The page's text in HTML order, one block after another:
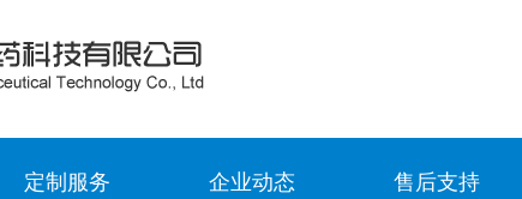
定制服务 企业动态 售后支持